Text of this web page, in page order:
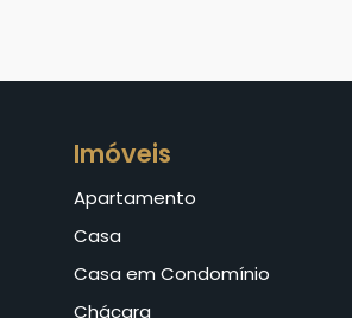
Imóveis
Apartamento
Casa
Casa em Condomínio
Chácara